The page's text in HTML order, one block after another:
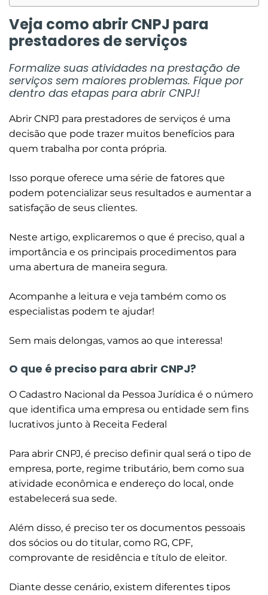
Veja como abrir CNPJ para
prestadores de serviços
Formalize suas atividades na prestação de
serviços sem maiores problemas. Fique por
dentro das etapas para abrir CNPJ!
Abrir CNPJ para prestadores de serviços é uma
decisão que pode trazer muitos benefícios para
quem trabalha por conta própria.
Isso porque oferece uma série de fatores que
podem potencializar seus resultados e aumentar a
satisfação de seus clientes.
Neste artigo, explicaremos o que é preciso, qual a
importância e os principais procedimentos para
uma abertura de maneira segura.
Acompanhe a leitura e veja também como os
especialistas podem te ajudar!
Sem mais delongas, vamos ao que interessa!
O que é preciso para abrir CNPJ?
O Cadastro Nacional da Pessoa Jurídica é o número
que identifica uma empresa ou entidade sem fins
lucrativos junto à Receita Federal
Para abrir CNPJ, é preciso definir qual será o tipo de
empresa, porte, regime tributário, bem como sua
atividade econômica e endereço do local, onde
estabelecerá sua sede.
Além disso, é preciso ter os documentos pessoais
dos sócios ou do titular, como RG, CPF,
comprovante de residência e título de eleitor.
Diante desse cenário, existem diferentes tipos